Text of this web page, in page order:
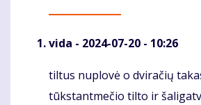
vida - 2024-07-20 - 10:26
Komentaras
tiltus nuplovė o dviračių
tūkstantmečio tilto ir